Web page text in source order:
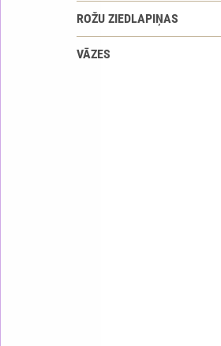
ROŽU ZIEDLAPIŅAS
VĀZES